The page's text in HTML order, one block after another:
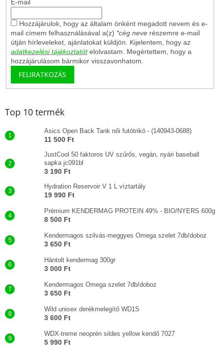
E-mail
Hozzájárulok, hogy az általam önként megadott nevem és e-
mail címem felhasználásával a(z) *cég neverészemre e-mail
útján hírleveleket, ajánlatokat küldjön. Kijelentem, hogy az
adatkezelési tájékoztatót elolvastam. Megértettem, hogy a
hozzájárulásom bármikor visszavonhatom.
FELIRATKOZÁS
Top 10 termék
Asics Open Back Tank női futótrikó - (140943-0688)
11 500 Ft
JustCool 50 faktoros UV szűrős, vegán, nyári baseball
sapka jc091bl
3 190 Ft
Hydration Reservoir V 1 L víztartály
19 990 Ft
Prémium KENDERMAG PROTEIN 49% - BIO/NYERS 600g
8 500 Ft
Kendermagos szilvás-meggyes Omega szelet 7db/doboz
3 650 Ft
Hántolt kendermag 300gr
3 000 Ft
Kendermagos Omega szelet 7db/doboz
3 650 Ft
Wild unisex derékmelegítő WD1S
3 600 Ft
WDX-treme neoprén sildes yellow kendő 7027
5 990 Ft